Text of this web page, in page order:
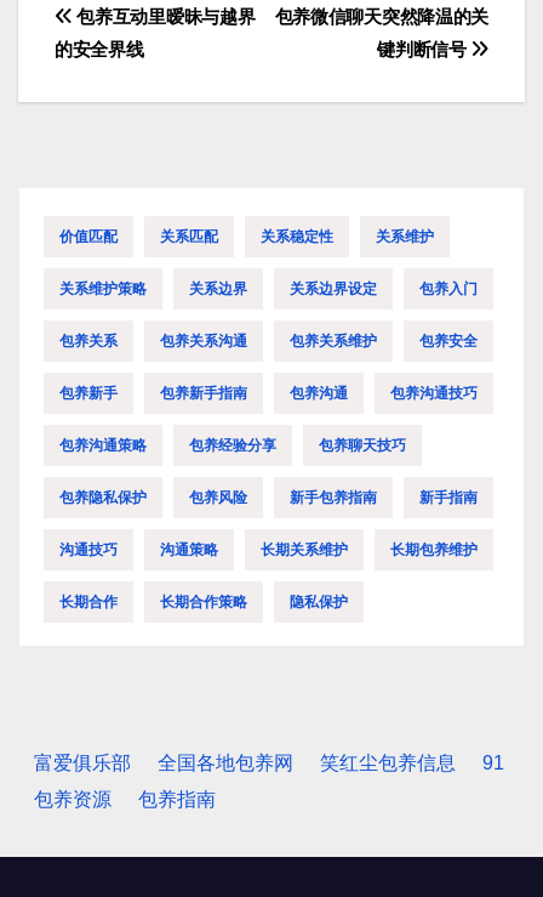
文
导
包养微信聊天突然降温的关
键判断信号
包养互动里暧昧与越界
的安全界线
价值匹配 关系匹配 关系稳定性 关系维护
关系维护策略 关系边界 关系边界设定 包养入门
包养关系 包养关系沟通 包养关系维护 包养安全
包养新手 包养新手指南 包养沟通 包养沟通技巧
包养沟通策略 包养经验分享 包养聊天技巧
包养隐私保护 包养风险 新手包养指南 新手指南
沟通技巧 沟通策略 长期关系维护 长期包养维护
长期合作 长期合作策略 隐私保护
富爱俱乐部 全国各地包养网 笑红尘包养信息
91
包养资源
包养指南